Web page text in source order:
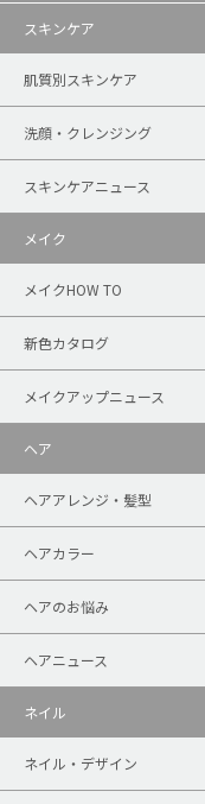
スキンケア
肌質別スキンケア
洗顔・クレンジング
スキンケアニュース
メイク
メイクHOW TO
新色カタログ
メイクアップニュース
ヘア
ヘアアレンジ・髪型
ヘアカラー
ヘアのお悩み
ヘアニュース
ネイル
ネイル・デザイン